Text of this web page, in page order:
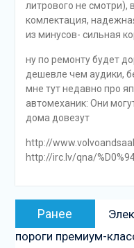
литрового не смотри),
комлектация,
из минусов- сильная
ну по ремонту будет
дешевле чем аудики,
мне тут недавно про
автомеханик: Они
дома довезут
http://
http://irc.lv/qna/
Навигация
записям
Ранее
пороги премиум-